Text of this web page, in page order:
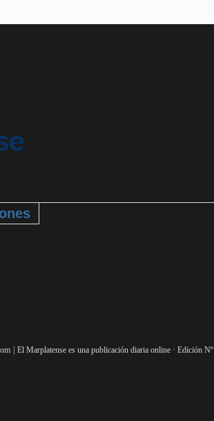
El Marplatense es una publicación diaria online · Edición Nº